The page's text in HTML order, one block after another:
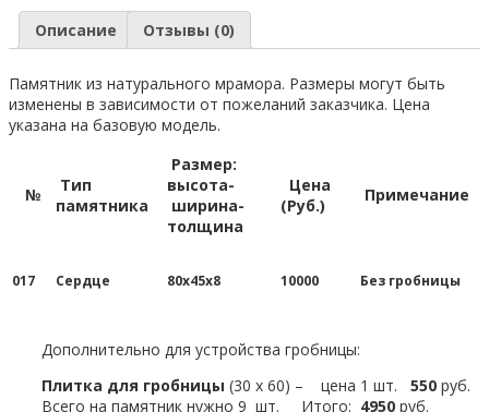
Описание Отзывы (0)
Памятник из натурального мрамора. Размеры могут быть
изменены в зависимости от пожеланий заказчика. Цена
указана на базовую модель.
№
Тип
памятника
Размер:
высота-
ширина-
толщина
Цена
(Руб.)
Примечание
017 Сердце 80х45х8 10000 Без гробницы
Дополнительно для устройства гробницы:
Плитка для гробницы (30 х 60) – цена 1 шт. 550 руб.
Всего на памятник нужно 9 шт. Итого: 4950 руб.